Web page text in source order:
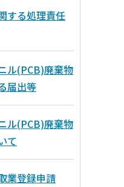
する処理責任
ル(PCB)廃棄物
届出等
ル(PCB)廃棄物
て
業登録申請